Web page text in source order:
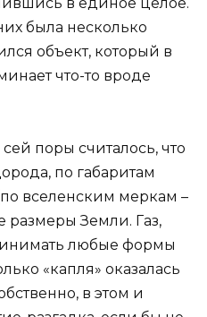
была несколько
объект, который в
что-то вроде
поры считалось, что
по габаритам
вселенским меркам –
Земли. Газ,
любые формы
«капля» оказалась
в этом и